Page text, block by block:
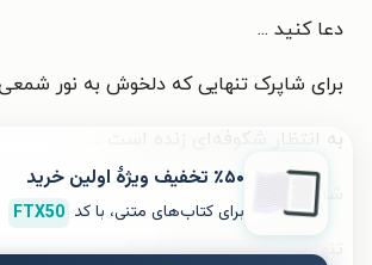
دعا کنید ...
برای شاپرک تنهایی که دلخوش به نور
به انتظار شکوفه‌ای زنده است ...
شادمانه
تنها یکبار آغوش بگشا
٪۵۰ تخفیف ویژۀ اولین خرید
برای کتاب‌های متنی، با کد FTX50